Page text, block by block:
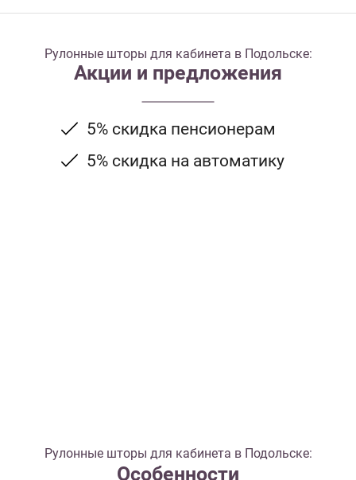
Рулонные шторы для кабинета в Подольске:
Акции и предложения
5% скидка пенсионерам
5% скидка на автоматику
Рулонные шторы для кабинета в Подольске:
Особенности